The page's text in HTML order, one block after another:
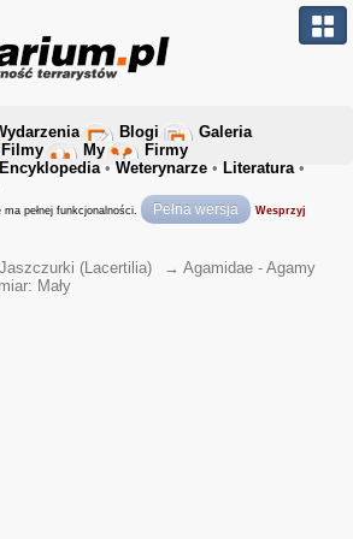
Blogi
Galeria
Filmy My
Firmy
Encyklopedia• Weterynarze • Literatura•
pełnej funkcjonalności. Pełna wersja Wesprzyj
Jaszczurki (Lacertilia) → Agamidae - Agamy
Mały